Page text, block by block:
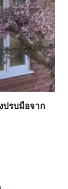
ปรบมือจาก